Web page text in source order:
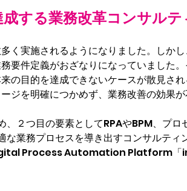
する業務改革コンサルテ
く実施されるようになりました。しか
要件定義がおざなりになっていました
の目的を達成できないケースが散見さ
ジを明確につかめず、業務改善の効果
、２つ目の要素としてRPAやBPM、プ
な業務プロセスを導き出すコンサルテ
Process Automation Platform「